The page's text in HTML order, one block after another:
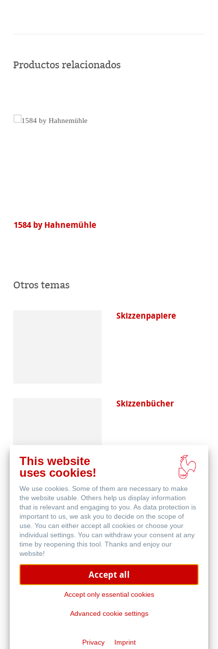
línea
Productos relacionados
1584 by Hahnemühle
Otros temas
Skizzenpapiere
Skizzenbücher
Blog
Malwettbewerb
This website
uses cookies!
We use cookies. Some of them are necessary to make
the website usable. Others help us display information
that is relevant and engaging to you. As data protection is
important to us, we ask you to decide on the scope of
use. You can either accept all cookies or choose your
individual settings. You can withdraw your consent at any
time by reopening this tool. Thanks and enjoy our
website!
Accept all
Accept only essential cookies
Advanced cookie settings
Privacy Imprint